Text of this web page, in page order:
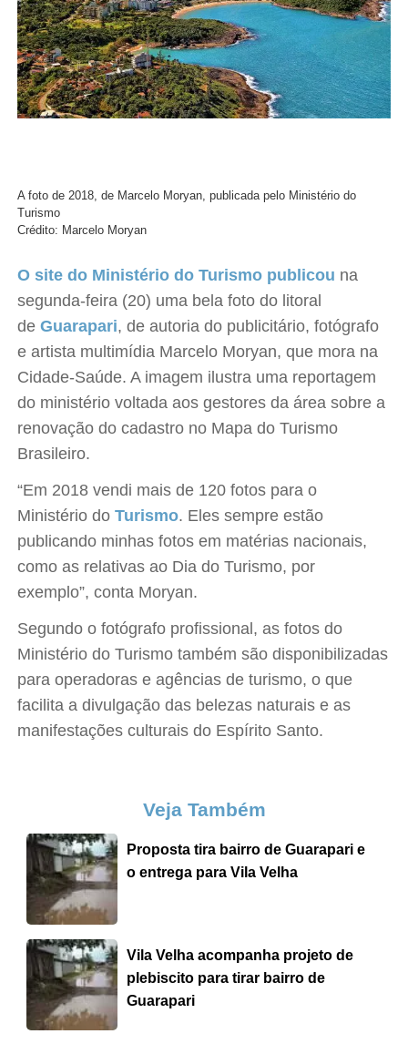
A foto de 2018, de Marcelo Moryan, publicada pelo Ministério do
Turismo
Crédito: Marcelo Moryan
O site do Ministério do Turismo publicou na
segunda-feira (20) uma bela foto do litoral
deGuarapari, de autoria do publicitário, fotógrafo
e artista multimídia Marcelo Moryan, que mora na
Cidade-Saúde. A imagem ilustra uma reportagem
do ministério voltada aos gestores da área sobre a
renovação do cadastro no Mapa do Turismo
Brasileiro.
“Em 2018 vendi mais de 120 fotos para o
Ministério doTurismo. Eles sempre estão
publicando minhas fotos em matérias nacionais,
como as relativas ao Dia do Turismo, por
exemplo”, conta Moryan.
Segundo o fotógrafo profissional, as fotos do
Ministério do Turismo também são disponibilizadas
para operadoras e agências de turismo, o que
facilita a divulgação das belezas naturais e as
manifestações culturais do Espírito Santo.
Veja Também
Proposta tira bairro de Guarapari e
o entrega para Vila Velha
Vila Velha acompanha projeto de
plebiscito para tirar bairro de
Guarapari